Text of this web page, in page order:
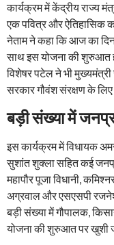
कार्यक्रम में केंद्रीय राज्य
एक पवित्र और ऐतिहासिक
नेताम ने कहा कि आज का
साथ इस योजना की शुरुआत
विशेषर पटेल ने भी
सरकार गौवंश संरक्षण के
बड़ी संख्या में
इस कार्यक्रम में विधायक
सुशांत शुक्ला सहित कई
महापौर पूजा विधानी,
अग्रवाल और एसएसपी
बड़ी संख्या में गौपालक,
योजना की शुरुआत पर खुशी